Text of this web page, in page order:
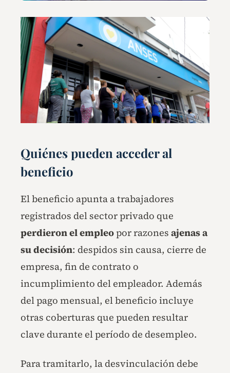
Quiénes pueden acceder al
beneficio
El beneficio apunta a trabajadores
registrados del sector privado que
perdieron el empleopor razones ajenas a
su decisión: despidos sin causa, cierre de
empresa, fin de contrato o
incumplimiento del empleador. Además
del pago mensual, el beneficio incluye
otras coberturas que pueden resultar
clave durante el período de desempleo.
Para tramitarlo, la desvinculación debe